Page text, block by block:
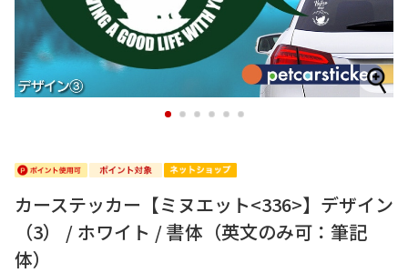
1 2 3 4 5 6
カーステッカー【ミヌエット<336>】デザイン
（3） / ホワイト / 書体（英文のみ可：筆記
体）